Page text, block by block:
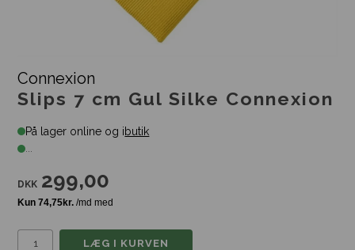
Connexion
Slips 7 cm Gul Silke Connexion
På lager online og ibutik
...
DKK 299,00